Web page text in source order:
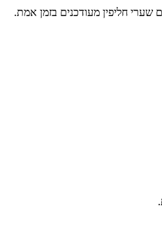
חליפין מעודכנים בזמן אמת.